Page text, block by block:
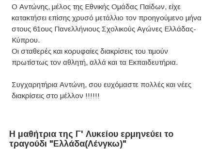
Ο Αντώνης, μέλος της Εθνικής Ομάδας Παίδων, είχε
κατακτήσει επίσης χρυσό μετάλλιο τον προηγούμενο μήνα
στους 61ους Πανελλήνιους Σχολικούς Αγώνες Ελλάδας-
Κύπρου.
Οι σταθερές και κορυφαίες διακρίσεις του τιμούν
πρωτίστως τον αθλητή, αλλά και τα Εκπαιδευτήρια.
Συγχαρητήρια Αντώνη, σου ευχόμαστε πολλές και νέες
διακρίσεις στο μέλλον !!!!!!
Η μαθήτρια της Γ' Λυκείου ερμηνεύει το
τραγούδι "Ελλάδα(Λένγκω)"